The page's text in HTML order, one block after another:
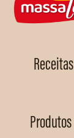
Receitas
Produtos